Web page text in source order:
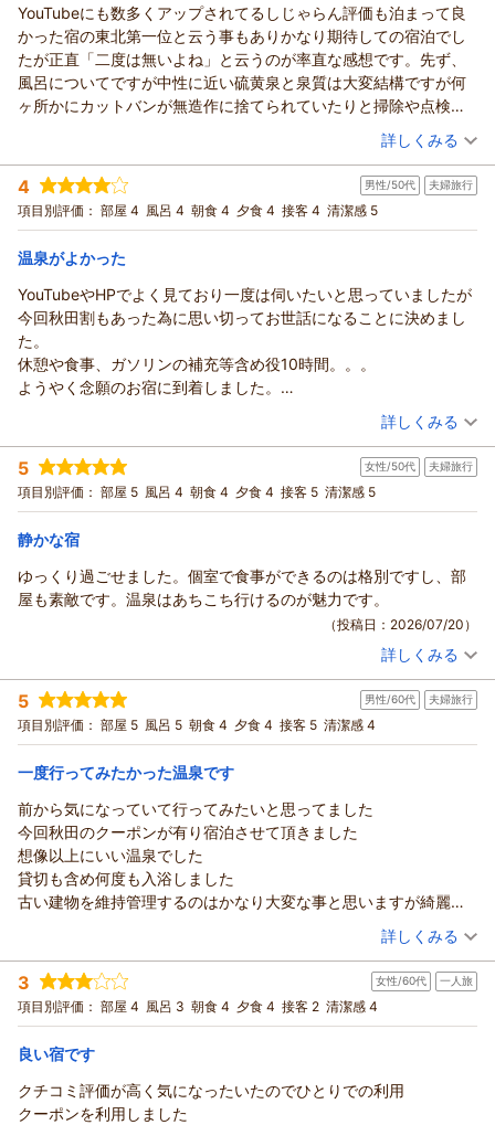
YouTubeにも数多くアップされてるしじゃらん評価も泊まって良
かった宿の東北第一位と云う事もありかなり期待しての宿泊でし
たが正直「二度は無いよね」と云うのが率直な感想です。先ず、
風呂についてですが中性に近い硫黄泉と泉質は大変結構ですが何
ヶ所かにカットバンが無造作に捨てられていたりと掃除や点検が
行き届いてない気がします。食事については朝食は大変美味しく
比内地鶏お粥と豆乳鍋は絶品でしたが一番期待してた夕食のきり
たんぽ鍋が、醤油の味がダイレクトに出ててトゲトゲしい味と云
うかまろやかさが無くがっかりな味でした。また、接客について
もチェックイン時と食事処のスタッフさんは大変感じが良いので
んは全く笑顔も無く「ありがとうございました」の言葉すらも無
く鍵を受けるだけでした。あと、女性の清掃スタッフの方かとは
思いますが、滝見露天利用の帰りに自販機付近でその方とすれ違
った時、横を向いたまま軽く会釈はありましたが、その数秒前に
SNS着信がそのスタッフさんにあり我々の目の前でスマホを見る
あり様でした。他に客は居ない訳だし私達が通り過ぎる３から５
てきたから気になるのかもですが、客を目の前にしてスマホを見
るなんて考えられないと思います。辛口口コミですがこれが正直
な感想です
（投稿日：2026/07/25）
宿泊時期： 2026年07月宿泊 (夫婦旅行)
投稿者： のっちさん
宿泊プラン： ◆ 和洋室・夕食コース・スタンダード ◆
朝・夕
宿泊価格帯： 23,001～24,000円(大人一人あたり/税込)
詳しくみる
4 男性/50代 夫婦旅行
項目別評価： 部屋 4 風呂 4 朝食 4 夕食 4 接客 4 清潔感 5
温泉がよかった
YouTubeやHPでよく見ており一度は伺いたいと思っていましたが
今回秋田割もあった為に思い切ってお世話になることに決めまし
た。
休憩や食事、ガソリンの補充等含め役10時間。。。
ようやく念願のお宿に到着しました。
外観から素晴らしくテンションUPでチェックインしました。
（担当頂いた方が花粉症？風邪？でマスクはされていましたが鼻
ぐしゅぐしゅされていたので大分気になりました。できれば他の
方
その後、貸切を予約して館内を散策。
広すぎて初めての私にはどこから行けばお風呂に近いのか、食堂
は？
はありませんがそれも承知の上でしたので純粋に温泉を楽しみま
した。
今まで嗅いだことのない匂いに私はあまり好きでは無い匂いでし
たが
夕ご飯も食べきれるか心配でしたがペロッと食べてしまいまし
た。
どれも美味しくてだと思います。
個室でしたのでゆっくりいただけました。
ひとつ、貸切風呂は空いているの23:00までは予約以外は入れな
いのでもったいないなと思いました。
遠いのでリピートはなかなか難しいですが非常に良いお宿でし
た。
（投稿日：2026/07/20）
宿泊時期： 2026年07月宿泊 (夫婦旅行)
投稿者： くぅーさん
宿泊プラン： ◆ 和洋室・夕食コース・スタンダード ◆
朝・夕
宿泊価格帯：
詳しくみる
5 女性/50代 夫婦旅行
項目別評価： 部屋 5 風呂 4 朝食 4 夕食 4 接客 5 清潔感 5
静かな宿
ゆっくり過ごせました。個室で食事ができるのは格別ですし、部
屋も素敵です。温泉はあちこち行けるのが魅力です。
（投稿日：2026/07/20）
投稿者： けいちゃんさん(女性/50代)
宿泊プラン： ◆ 和洋室・夕食コース・グレードアップ ◆
和洋室
朝・夕
宿泊価格帯： 26,001～27,000円(大人一人あたり/税込)
詳しくみる
5 男性/60代 夫婦旅行
項目別評価： 部屋 5 風呂 5 朝食 4 夕食 4 接客 5 清潔感 4
一度行ってみたかった温泉です
前から気になっていて行ってみたいと思ってました
今回秋田のクーポンが有り宿泊させて頂きました
想像以上にいい温泉でした
貸切も含め何度も入浴しました
古い建物を維持管理するのはかなり大変な事と思いますが綺麗に
（投稿日：2026/07/16）
宿泊時期： 2026年07月宿泊 (夫婦旅行)
投稿者： 八兵衛さん
宿泊プラン： ◆ 和洋室・夕食コース・スタンダード ◆
朝・夕
宿泊価格帯：
詳しくみる
3 女性/60代 一人旅
項目別評価： 部屋 4 風呂 3 朝食 4 夕食 4 接客 2 清潔感 4
良い宿です
クチコミ評価が高く気になったいたのでひとりでの利用
クーポンを利用しました